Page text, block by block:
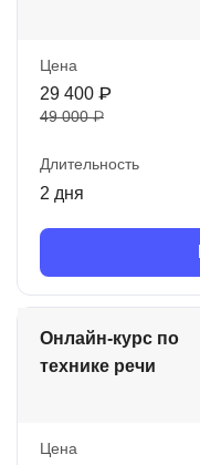
Цена
29 400 ₽
49 000 ₽
Длительность
2 дня
Онлайн-курс по
технике речи
Цена